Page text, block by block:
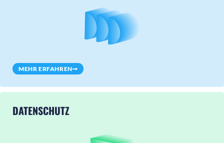
MEHR ERFAHREN
DATENSCHUTZ